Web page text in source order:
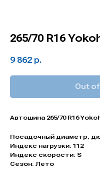
265/70 R16
9 862 р.
Out
Автошина 265/70 R16
Посадочный диаметр,
Индекс нагрузки: 112
Индекс скорости: S
Сезон: Лето